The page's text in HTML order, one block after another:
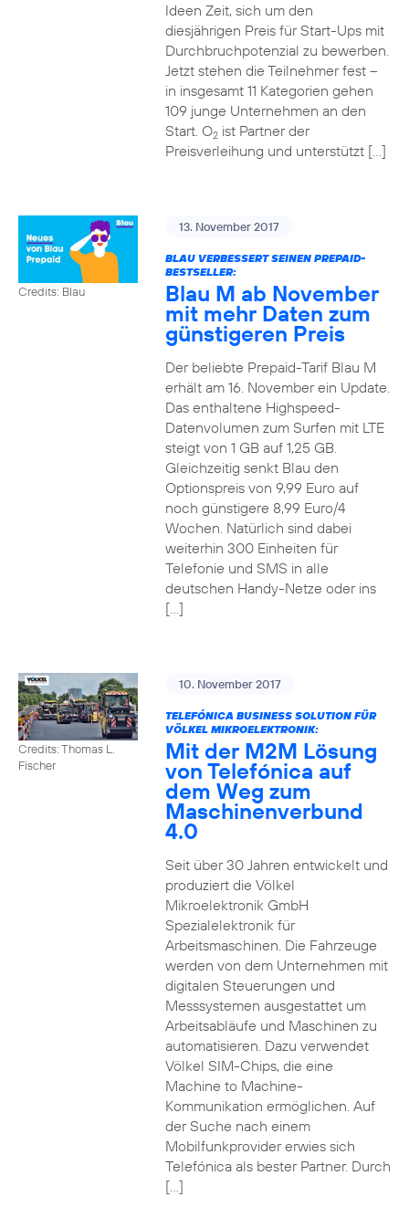
Ideen Zeit, sich um den
diesjährigen Preis für Start-Ups mit
Durchbruchpotenzial zu bewerben.
Jetzt stehen die Teilnehmer fest –
in insgesamt 11 Kategorien gehen
109 junge Unternehmen an den
Start. O2ist Partner der
Preisverleihung und unterstützt […]
Credits: Blau
13. November 2017
BLAU VERBESSERT SEINEN PREPAID-
BESTSELLER:
Blau M ab November
mit mehr Daten zum
günstigeren Preis
Der beliebte Prepaid-Tarif Blau M
erhält am 16. November ein Update.
Das enthaltene Highspeed-
Datenvolumen zum Surfen mit LTE
steigt von 1 GB auf 1,25 GB.
Gleichzeitig senkt Blau den
Optionspreis von 9,99 Euro auf
noch günstigere 8,99 Euro/4
Wochen. Natürlich sind dabei
weiterhin 300 Einheiten für
Telefonie und SMS in alle
deutschen Handy-Netze oder ins
[…]
Credits: Thomas L.
Fischer
10. November 2017
TELEFÓNICA BUSINESS SOLUTION FÜR
VÖLKEL MIKROELEKTRONIK:
Mit der M2M Lösung
von Telefónica auf
dem Weg zum
Maschinenverbund
4.0
Seit über 30 Jahren entwickelt und
produziert die Völkel
Mikroelektronik GmbH
Spezialelektronik für
Arbeitsmaschinen. Die Fahrzeuge
werden von dem Unternehmen mit
digitalen Steuerungen und
Messsystemen ausgestattet um
Arbeitsabläufe und Maschinen zu
automatisieren. Dazu verwendet
Völkel SIM-Chips, die eine
Machine to Machine-
Kommunikation ermöglichen. Auf
der Suche nach einem
Mobilfunkprovider erwies sich
Telefónica als bester Partner. Durch
[…]